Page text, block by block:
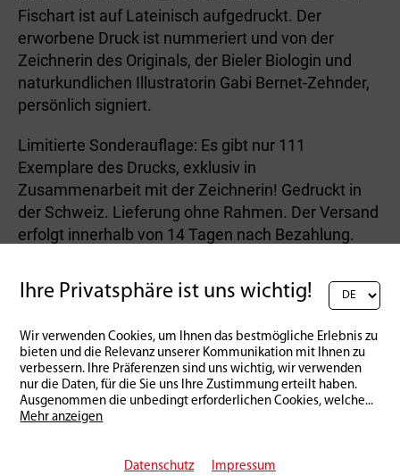
Fischart ist auf Lateinisch aufgedruckt. Der
erworbene Druck ist nummeriert und von der
Zeichnerin des Originals, der Bieler Biologin und
naturkundlichen Illustratorin Gabi Bernet-Zehnder,
persönlich signiert.
Limitierte Sonderauflage: Es gibt nur 111
Exemplare des Drucks, exklusiv in
Zusammenarbeit mit der Zeichnerin! Gedruckt in
der Schweiz. Lieferung ohne Rahmen. Der Versand
erfolgt innerhalb von 14 Tagen nach Bezahlung.
Ihre Privatsphäre ist uns wichtig!
Wir verwenden Cookies, um Ihnen das bestmögliche Erlebnis zu
bieten und die Relevanz unserer Kommunikation mit Ihnen zu
verbessern. Ihre Präferenzen sind uns wichtig, wir verwenden
nur die Daten, für die Sie uns Ihre Zustimmung erteilt haben.
Ausgenommen die unbedingt erforderlichen Cookies, welche...
Mehr anzeigen
Datenschutz Impressum